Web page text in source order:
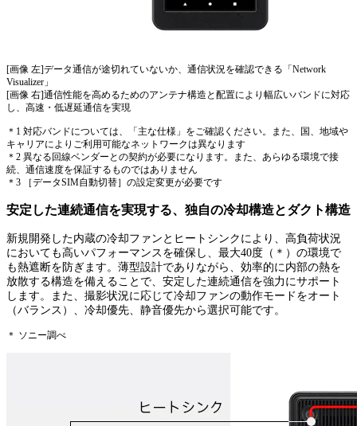
[画像 左]データ通信が途切れていないか、通信状況を確認できる「Network
Visualizer」
[画像 右]通信性能を高めるためのアンテナ構造と配置により幅広いバンドに対応
し、高速・低遅延通信を実現
＊1 対応バンドについては、「主な仕様」をご確認ください。また、国、地域や
キャリアによりご利用可能なネットワークは異なります
＊2 異なる回線ベンダーとの契約が必要になります。また、あらゆる環境で接
続、通信速度を保証するものではありません
＊3 ［データSIM自動切替］の設定変更が必要です
安定した連続通信を実現する、独自の冷却構造とダクト構造
新規開発した内蔵の冷却ファンとヒートシンクにより、高負荷状況
においても高いパフォーマンスを確保し、最大40度（＊）の環境で
も熱遮断を防ぎます。薄型設計でありながら、効率的に内部の熱を
放散する構造を備えることで、安定した連続通信を強力にサポート
します。また、撮影状況に応じて冷却ファンの動作モードをオート
（バランス）、冷却優先、静音優先から選択可能です。
＊ ソニー調べ